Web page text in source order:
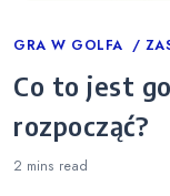
Categories
GRA W GOLFA
Co to jest
rozpocząć?
2 mins read